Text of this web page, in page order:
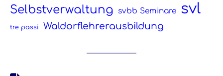
Selbstverwaltung svbb Seminare svl
tre passi Waldorflehrerausbildung